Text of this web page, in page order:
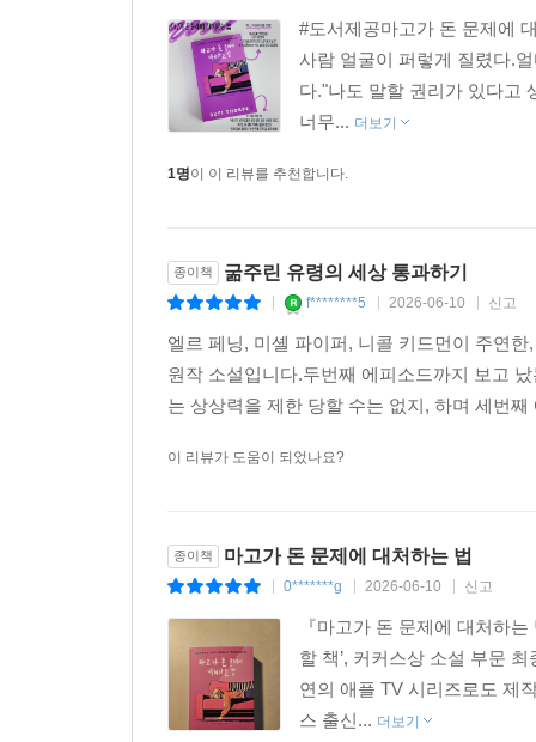
“웃기고 감동적이며, 대담하면서도 만족스럽다.
- 《리터러리 허브》
“루피 소프는 오늘날 가장 대담하고 재능 있는
페이지부터 사랑에 빠지게 될 것이다.”
“따뜻한 문체와 풍부한 상상력, 그리고 세련된
너무나 재치 있고 사랑스러운 소설이다.”
- 《뉴욕타임스 북 리뷰》
“지금 우리에게 필요한 기분 좋은 소설… 이 작
주인공을 만들어 냈다. 그녀는 끊임없이 노출되
“활기 넘친다… 뛰어난 캐릭터, 풍부한 세계관, 도
#도서제공마고가 돈 문제에
사람 얼굴이 퍼렇게 질렸다.
다."나도 말할 권리가 있다고
너무... 더보기
1명이 이 리뷰를 추천합니다.
종이책 굶주린 유령의 세상 통과하기
f********5 2026-06-10 신고
엘르 페닝, 미셸 파이퍼, 니콜 키드먼이 주연
원작 소설입니다.두번째 에피소드까지 보고
는 상상력을 제한 당할 수는 없지, 하며 세번
이 리뷰가 도움이 되었나요?
종이책 마고가 돈 문제에 대처하는 법
0*******g 2026-06-10 신고
『마고가 돈 문제에 대처하
할 책’, 커커스상 소설 부문
연의 애플 TV 시리즈로도 제
스 출신... 더보기